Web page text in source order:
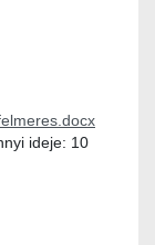
ideje: 10